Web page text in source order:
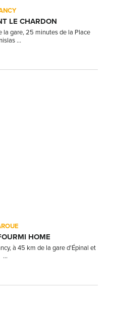
LE CHARDON
la gare, 25 minutes de la Place
...
HOME
à 45 km de la gare d'Épinal et
...